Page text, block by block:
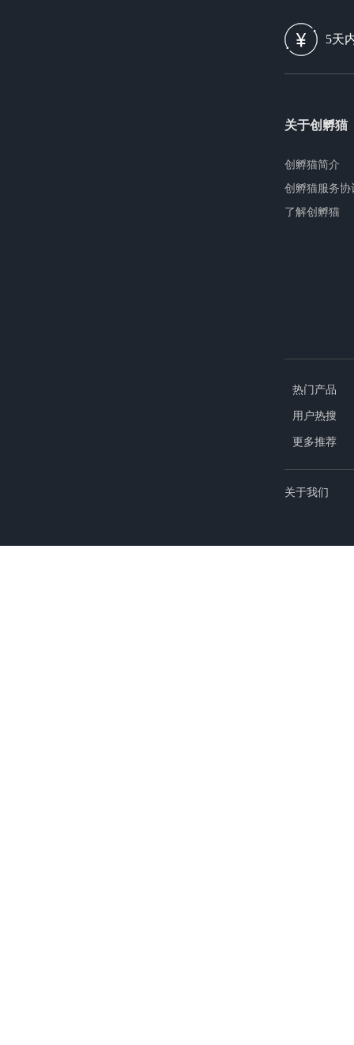
5天
关于创孵猫
创孵猫简介
创孵猫服务协
了解创孵猫
热门产品
用户热搜
更多推荐
关于我们